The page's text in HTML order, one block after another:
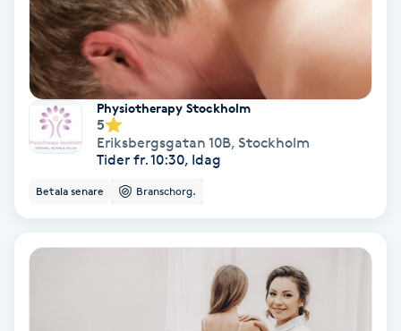
Friskvård
Friskvårdsmassage
Frisör
Funktionsanalys
Föning
Physiotherapy Stockholm
5
Eriksbergsgatan 10B, Stockholm
Tider fr. 10:30, Idag
Betala senare Branschorg.